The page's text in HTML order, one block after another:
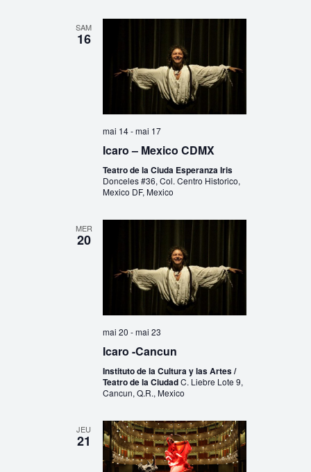
SAM
16
mai 14-mai 17
Icaro – Mexico CDMX
Teatro de la Ciuda Esperanza Iris
Donceles #36, Col. Centro Historico,
Mexico DF, Mexico
MER
20
mai 20 -mai 23
Icaro -Cancun
Instituto de la Cultura y las Artes /
Teatro de la CiudadC. Liebre Lote 9,
Cancun, Q.R., Mexico
JEU
21